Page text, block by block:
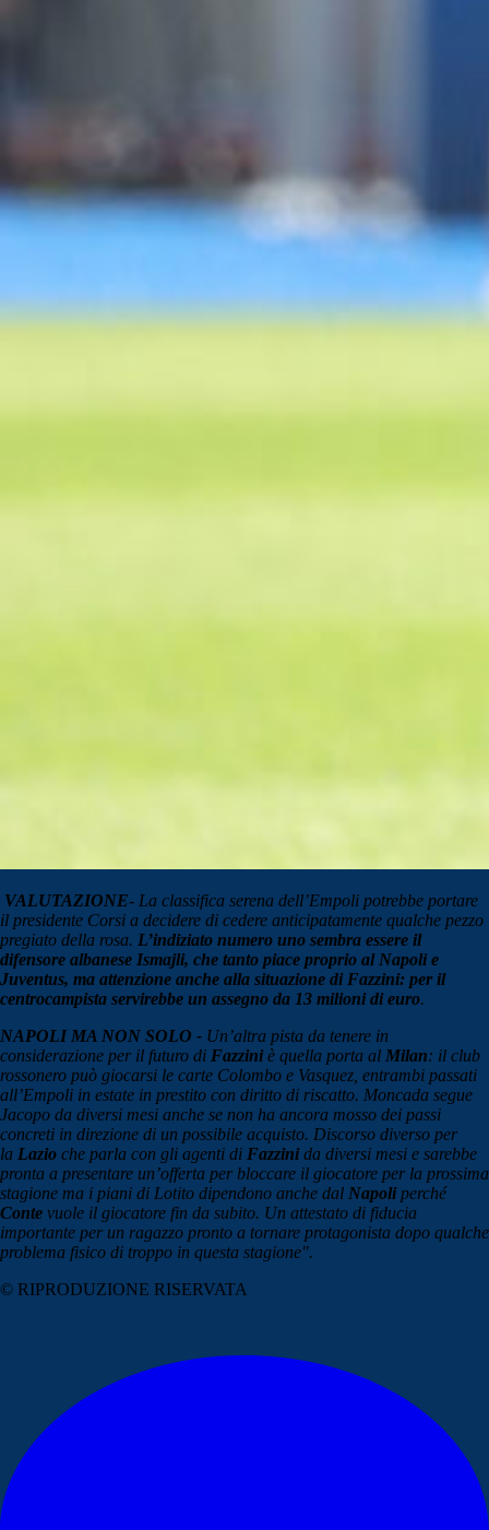
VALUTAZIONE- La classifica serena dell’Empoli potrebbe portare
il presidente Corsi a decidere di cedere anticipatamente qualche pezzo
pregiato della rosa. L’indiziato numero uno sembra essere il
difensore albanese Ismajli, che tanto piace proprio al Napoli e
Juventus, ma attenzione anche alla situazione di Fazzini: per il
centrocampista servirebbe un assegno da 13 milioni di euro.
NAPOLI MA NON SOLO - Un’altra pista da tenere in
considerazione per il futuro di Fazziniè quella porta al Milan: il club
rossonero può giocarsi le carte Colombo e Vasquez, entrambi passati
all’Empoli in estate in prestito con diritto di riscatto. Moncada segue
Jacopo da diversi mesi anche se non ha ancora mosso dei passi
concreti in direzione di un possibile acquisto. Discorso diverso per
la Lazio che parla con gli agenti di Fazzinida diversi mesi e sarebbe
pronta a presentare un’offerta per bloccare il giocatore per la prossima
stagione ma i piani di Lotito dipendono anche dal Napoliperché
Conte vuole il giocatore fin da subito. Un attestato di fiducia
importante per un ragazzo pronto a tornare protagonista dopo qualche
problema fisico di troppo in questa stagione".
© RIPRODUZIONE RISERVATA